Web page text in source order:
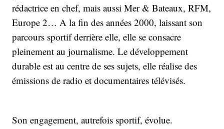
rédactrice en chef, mais aussi Mer & Bateaux, RFM,
Europe 2… A la fin des années 2000, laissant son
parcours sportif derrière elle, elle se consacre
pleinement au journalisme. Le développement
durable est au centre de ses sujets, elle réalise des
émissions de radio et documentaires télévisés.
Son engagement, autrefois sportif, évolue.